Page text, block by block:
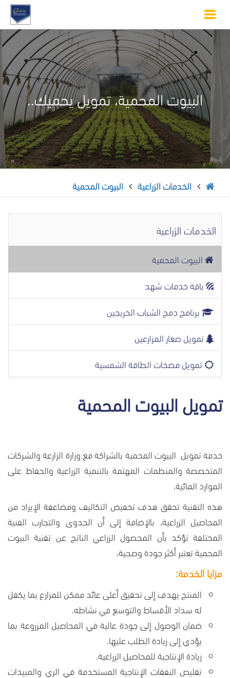
Toggle
navigation
البيوت المحمية، تمويل يحميك..
الخدمات الزراعية البيوت المحمية
الخدمات الزراعية
البيوت المحمية
باقة خدمات شهد
برنامج دمج الشباب الخريجين
تمويل صغار المزارعين
تمويل مضخات الطاقة الشمسية
تمويل البيوت المحمية
خدمة تمويل البيوت المحمية بالشراكة مع وزارة الزارعة والشركات
المتخصصة والمنظمات المهتمة بالتنمية الزراعية والحفاظ على
الموارد المائية.
هذه التقنية تحقق هدف تخفيض التكاليف ومضاعفة الإيراد من
المحاصيل الزراعية، بالإضافة إلى أن الجدوى والتجارب الفنية
المختلفة تؤكد بأن المحصول الزراعي الناتج عن تقنية البيوت
المحمية تعتبر أكثر جودة وصحية،
مزايا الخدمة:
المنتج يهدف إلى تحقيق أعلى عائد ممكن للمزارع بما يكفل
له سداد الأقساط والتوسع في نشاطه.
ضمان الوصول إلى جودة عالية في المحاصيل المزروعة بما
يؤدي إلى زيادة الطلب عليها.
زيادة الإنتاجية للمحاصيل الزراعية.
تقليص النفقات الإنتاجية المستخدمة في الري والمبيدات